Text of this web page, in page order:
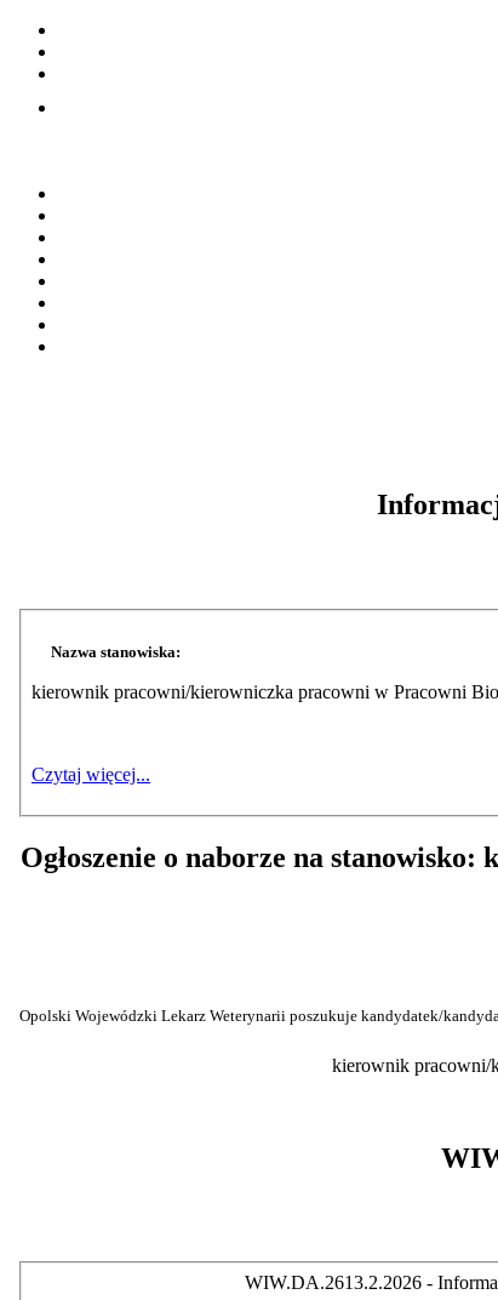
Nazwa stanowiska:
kierownik pracowni/kierowniczka pracowni w Pracowni
Czytaj więcej...
Ogłoszenie o naborze na
Opolski Wojewódzki Lekarz Weterynarii poszukuje kandydatek/
kierownik pracowni/
WIW.DA.2613.2.2026 -